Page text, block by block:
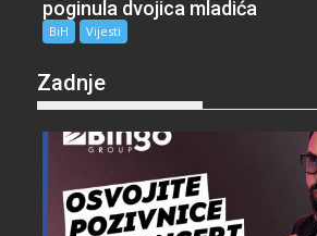
poginula dvojica mladića
BiH Vijesti
Zadnje